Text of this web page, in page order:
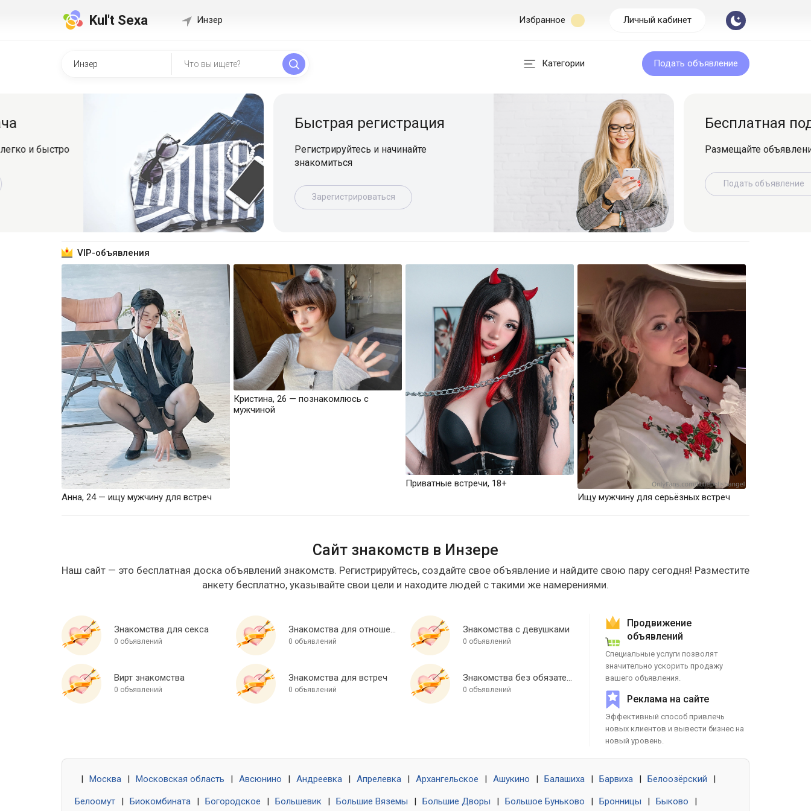
Kul't Sexa Инзер Избранное Личный кабинет
Категории Подать объявление
Быстрая регистрация
Регистрируйтесь и начинайте
знакомиться
Зарегистрироваться
Бесплатная подача
Размещайте объявление легко и
Подать объявление
VIP-объявления
Анна, 24 — ищу мужчину для встреч
Кристина, 26 — познакомлюсь с
мужчиной
Приватные встречи, 18+
Ищу мужчину для серьёзных встреч
Сайт знакомств в Инзере
Наш сайт — это бесплатная доска объявлений знакомств. Регистрируйтесь, создайте свое объявление и найдите свою пару сегодня! Разместите
анкету бесплатно, указывайте свои цели и находите людей с такими же намерениями.
Знакомства для секса
0 объявлений
Знакомства для отношений
0 объявлений
Знакомства с девушками
0 объявлений
Вирт знакомства
0 объявлений
Знакомства для встреч
0 объявлений
Знакомства без обязательств
0 объявлений
Продвижение
объявлений
Специальные услуги позволят
значительно ускорить продажу
вашего объявления.
Реклама на сайте
Эффективный способ привлечь
новых клиентов и вывести бизнес на
новый уровень.
Москва Московская область Авсюнино Андреевка Апрелевка Архангельское Ашукино Балашиха Барвиха Белоозёрский
Белоомут Биокомбината Богородское Большевик Большие Вяземы Большие Дворы Большое Буньково Бронницы Быково